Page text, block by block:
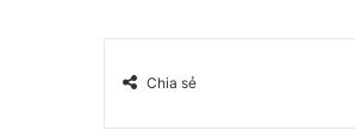
Chia sẻ